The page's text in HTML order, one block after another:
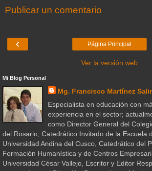
Publicar un comentario
‹ Página Principal
Ver la versión web
Mi Blog Personal
Mg. Francisco Martínez
Especialista en educación con
experiencia en el sector;
como Director General del
del Rosario, Catedrático Invitado de la Escuela
Universidad Andina del Cusco, Catedrático del
Formación Humanística y de Centros
Universidad César Vallejo, Escritor y Editor